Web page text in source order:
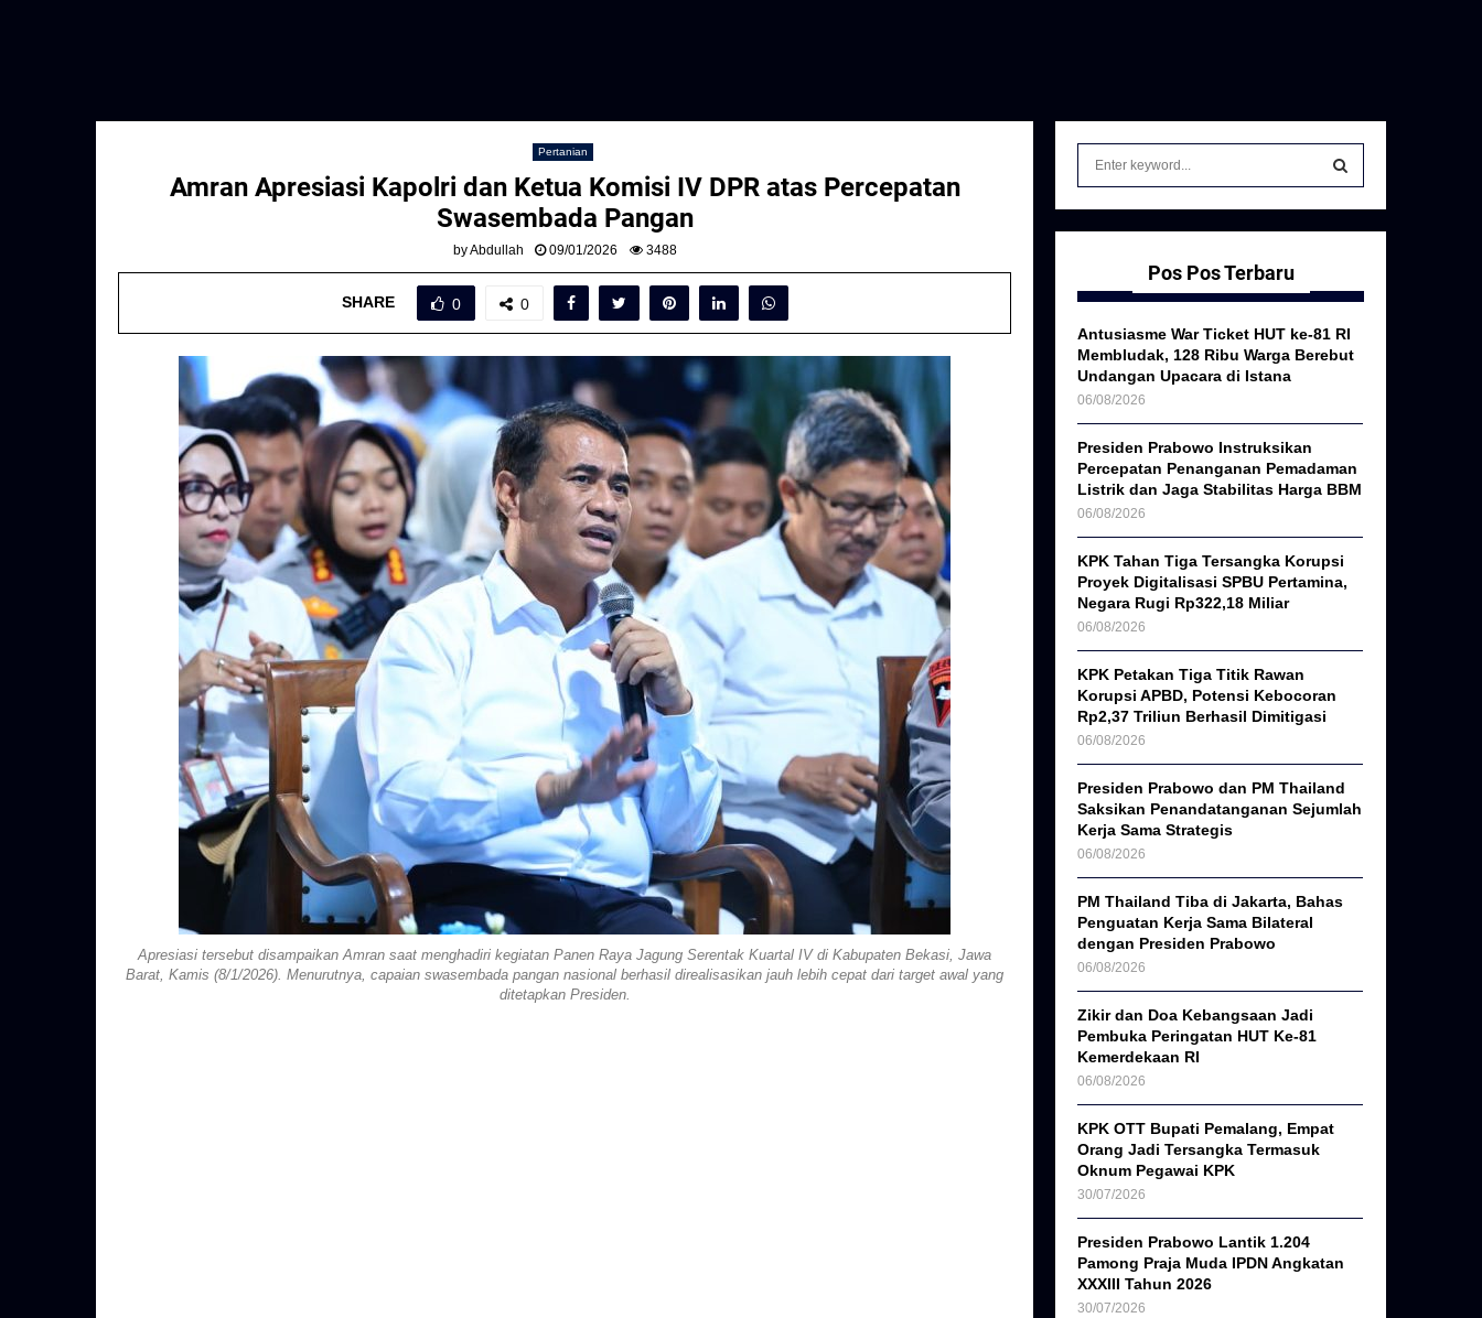
Pertanian
Amran Apresiasi Kapolri dan Ketua Komisi IV DPR atas Percepatan
Swasembada Pangan
byAbdullah 09/01/2026 3488
SHARE 0 0
Apresiasi tersebut disampaikan Amran saat menghadiri kegiatan Panen Raya Jagung Serentak Kuartal IV di Kabupaten Bekasi, Jawa
Barat, Kamis (8/1/2026). Menurutnya, capaian swasembada pangan nasional berhasil direalisasikan jauh lebih cepat dari target awal yang
ditetapkan Presiden.
f
r
:
S
A
R
H
Pos Pos Terbaru
Antusiasme War Ticket HUT ke-81 RI
Membludak, 128 Ribu Warga Berebut
Undangan Upacara di Istana
06/08/2026
Presiden Prabowo Instruksikan
Percepatan Penanganan Pemadaman
Listrik dan Jaga Stabilitas Harga BBM
06/08/2026
KPK Tahan Tiga Tersangka Korupsi
Proyek Digitalisasi SPBU Pertamina,
Negara Rugi Rp322,18 Miliar
06/08/2026
KPK Petakan Tiga Titik Rawan
Korupsi APBD, Potensi Kebocoran
Rp2,37 Triliun Berhasil Dimitigasi
06/08/2026
Presiden Prabowo dan PM Thailand
Saksikan Penandatanganan Sejumlah
Kerja Sama Strategis
06/08/2026
PM Thailand Tiba di Jakarta, Bahas
Penguatan Kerja Sama Bilateral
dengan Presiden Prabowo
06/08/2026
Zikir dan Doa Kebangsaan Jadi
Pembuka Peringatan HUT Ke-81
Kemerdekaan RI
06/08/2026
KPK OTT Bupati Pemalang, Empat
Orang Jadi Tersangka Termasuk
Oknum Pegawai KPK
30/07/2026
Presiden Prabowo Lantik 1.204
Pamong Praja Muda IPDN Angkatan
XXXIII Tahun 2026
30/07/2026